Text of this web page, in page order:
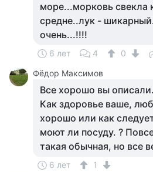
море...морковь свекла
средне..лук -
очень...!!!!
6 лет 4
0
Фёдор Максимов
Все хорошо вы
Как здоровье ваше,
хорошо или как
моют ли посуду. ?
такая обычная, но все
6 лет 1